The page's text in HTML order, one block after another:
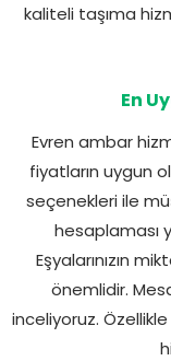
kaliteli taşıma
En
Evren ambar
fiyatların uygun
seçenekleri ile
hesaplaması
Eşyalarınızın
önemlidir.
inceliyoruz.